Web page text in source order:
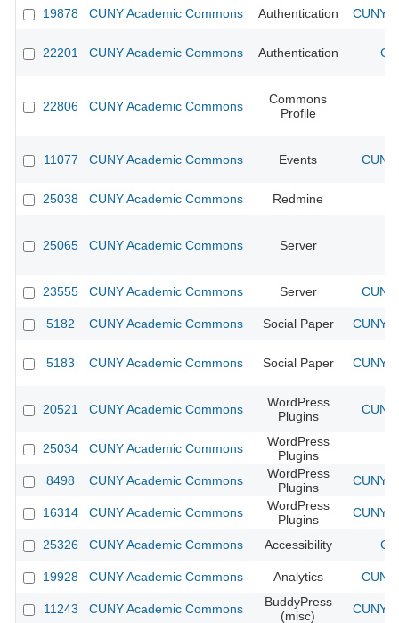
19878 CUNY Academic Commons Authentication CUNY
22201 CUNY Academic Commons Authentication
22806 CUNY Academic Commons
Commons
Profile
11077 CUNY Academic Commons Events
25038 CUNY Academic Commons Redmine
25065 CUNY Academic Commons Server
23555 CUNY Academic Commons Server
5182 CUNY Academic Commons Social Paper CUNY
5183 CUNY Academic Commons Social Paper CUNY
20521 CUNY Academic Commons
WordPress
Plugins
25034 CUNY Academic Commons
WordPress
Plugins
8498
CUNY Academic Commons
WordPress
Plugins
CUNY
16314 CUNY Academic Commons
WordPress
Plugins
CUNY
25326 CUNY Academic Commons Accessibility
19928 CUNY Academic Commons Analytics
11243 CUNY Academic Commons
BuddyPress
(misc)
CUNY